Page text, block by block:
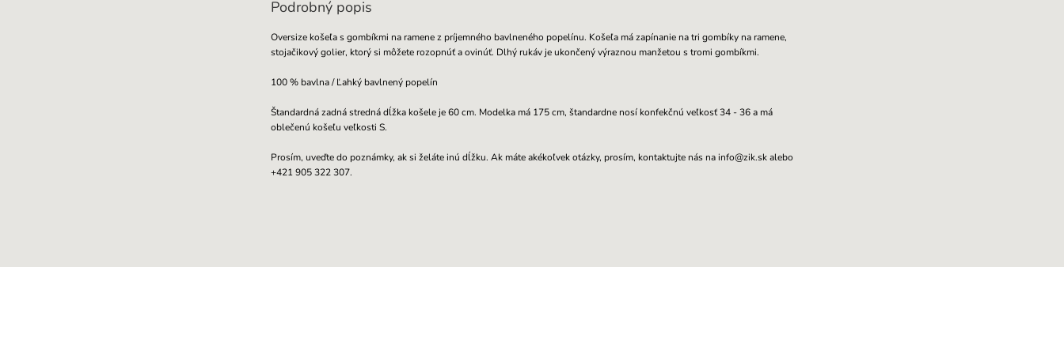
Podrobný popis
Oversize košeľa s gombíkmi na ramene z príjemného bavlneného popelínu. Košeľa má zapínanie na tri gombíky na ramene,
stojačikový golier, ktorý si môžete rozopnúť a ovinúť. Dlhý rukáv je ukončený výraznou manžetou s tromi gombíkmi.
100 % bavlna / Ľahký bavlnený popelín
Štandardná zadná stredná dĺžka košele je 60 cm. Modelka má 175 cm, štandardne nosí konfekčnú veľkosť 34 - 36 a má
oblečenú košeľu veľkosti S.
Prosím, uveďte do poznámky, ak si želáte inú dĺžku. Ak máte akékoľvek otázky, prosím, kontaktujte nás na info@zik.sk alebo
+421 905 322 307.